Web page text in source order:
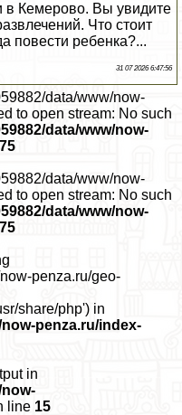
в Кемерово. Вы увидите
Что стоит
повести ребенка?...
31 07 2026 6:47:56
data/www/now-
to open stream: No such
data/www/now-
75
data/www/now-
to open stream: No such
data/www/now-
75
penza.ru/geo-
share/php') in
penza.ru/index-
in
line 15